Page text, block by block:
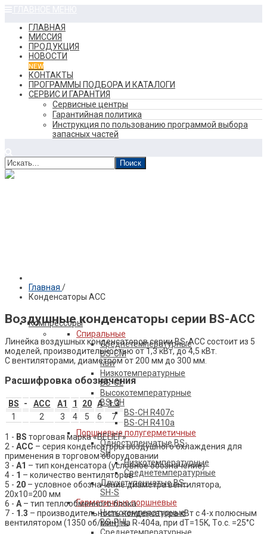
ГЛАВНАЯ
МИССИЯ
ПРОДУКЦИЯ
НОВОСТИ
NEW
КОНТАКТЫ
ПРОГРАММЫ ПОДБОРА И КАТАЛОГИ
СЕРВИС И ГАРАНТИЯ
Сервисные центры
Гарантийная политика
Инструкция по пользованию программой выбора
запасных частей
Компрессоры
Спиральные
Среднетемпературные
BS-CM
NEW
Низкотемпературные
BS-CL
Высокотемпературные
BS-CH
BS-CH R407c
BS-CH R410a
Поршневые полугерметичные
Одноступенчатые BS-
SH
Низкотемпературные
Среднетемпературные
Двухступенчатые BS-
SH-S
Герметичные поршневые
Низкотемпературные
BS-PHL
Главная /
Конденсаторы ACC
Воздушные конденсаторы серии BS-ACС
Линейка воздушных конденсаторов серии BS-ACС состоит из 5
моделей, производительностью от 1,3 кВт, до 4,5 кВт.
С вентиляторами, диаметром от 200 мм до 300 мм.
Расшифровка обозначения
BS - ACC A1 1 20 A 1.3
1
2 3 4 5 6 7
1 - BS торговая марка «BELIEF»
2 - ACC – серия конденсаторы воздушного охлаждения для
применения в торговом оборудовании
3 - A1 – тип конденсатора (условное обозначение)
4 - 1 – количество вентиляторов
5 - 20 – условное обозначение диаметра вентилятора,
20x10=200 мм
6 - A – тип теплообменного блока
7 - 1.3 – производительность конденсатора кВт с 4-х полюсным
вентилятором (1350 об/мин) на R-404a, при dT=15K, Tо.с. =25°C